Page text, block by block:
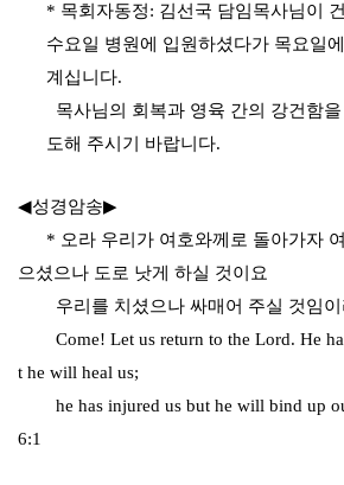
* 목회자동정: 김선국 담임목사님이
수요일 병원에 입원하셨다가 목요일
계십니다.
목사님의 회복과 영육 간의 강건함을
도해 주시기 바랍니다.
◀성경암송▶
* 오라 우리가 여호와께로 돌아가자
으셨으나 도로 낫게 하실 것이요
우리를 치셨으나 싸매어 주실 것임
Come! Let us return to the Lord. He
t he will heal us;
he has injured us but he will bind up
6:1